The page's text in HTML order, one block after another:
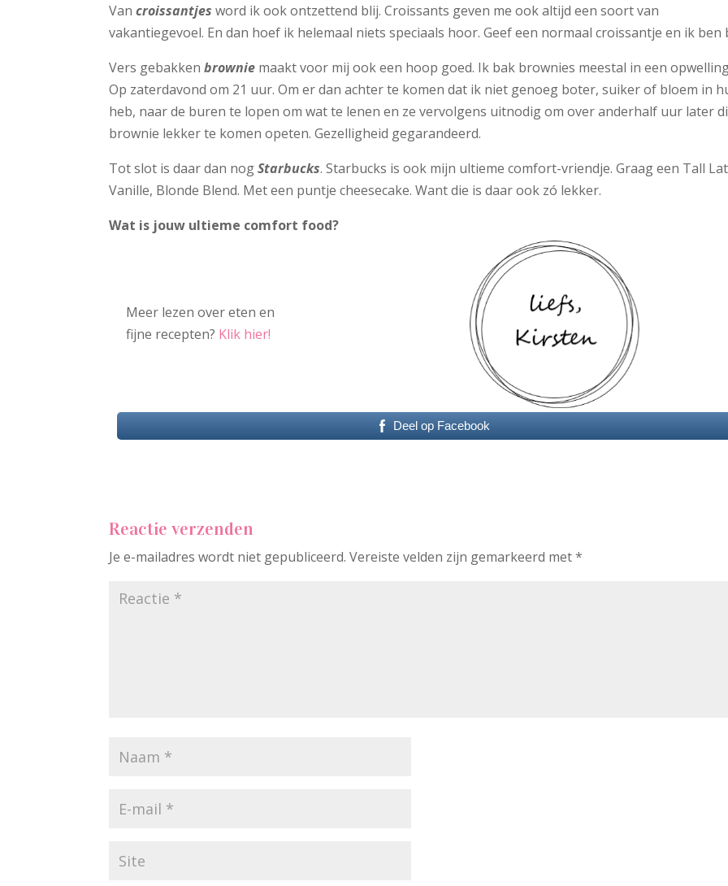
Vancroissantjes word ik ook ontzettend blij. Croissants geven me ook altijd een soort van
vakantiegevoel. En dan hoef ik helemaal niets speciaals hoor. Geef een normaal croissantje en ik ben
Vers gebakkenbrownie maakt voor mij ook een hoop goed. Ik bak brownies meestal in een
Op zaterdavond om 21 uur. Om er dan achter te komen dat ik niet genoeg boter, suiker of bloem in
heb, naar de buren te lopen om wat te lenen en ze vervolgens uitnodig om over anderhalf uur later
brownie lekker te komen opeten. Gezelligheid gegarandeerd.
Tot slot is daar dan nogStarbucks. Starbucks is ook mijn ultieme comfort-vriendje. Graag een Tall
Vanille, Blonde Blend. Met een puntje cheesecake. Want die is daar ook zó lekker.
Wat is jouw ultieme comfort food?
Meer lezen over eten en
fijne recepten? Klik hier!
Deel op Facebook
Reactie verzenden
Je e-mailadres wordt niet gepubliceerd. Vereiste velden zijn gemarkeerd met*